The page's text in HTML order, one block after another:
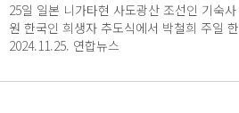
25일 일본 니가타현 사도광산 조선인 기숙
원 한국인 희생자 추도식에서 박철희 주일
2024.11.25. 연합뉴스